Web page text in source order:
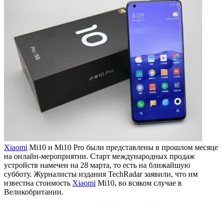
Xiaomi Mi10 и Mi10 Pro были представлены в прошлом месяце
на онлайн-мероприятии. Старт международных продаж
устройств намечен на 28 марта, то есть на ближайшую
субботу. Журналисты издания TechRadar заявили, что им
известна стоимость Xiaomi Mi10, во всяком случае в
Великобритании.